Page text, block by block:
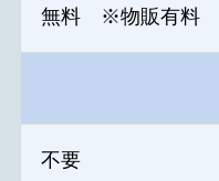
無料 ※物販有料
不要